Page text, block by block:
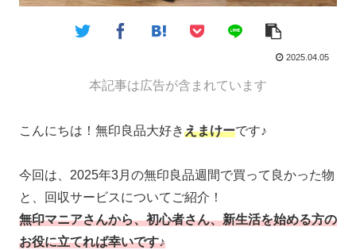
2025.04.05
本記事は広告が含まれています
こんにちは！無印良品大好きえまけーです♪
今回は、2025年3月の無印良品週間で買って良かった物
と、回収サービスについてご紹介！
無印マニアさんから、初心者さん、新生活を始める方の
お役に立てれば幸いです♪